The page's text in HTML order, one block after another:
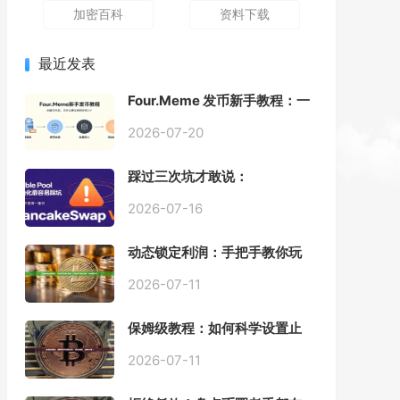
加密百科 资料下载
最近发表
Four.Meme 发币新手教程：一
动踩坑
2026-07-20
踩过三次坑才敢说：
Pool 最容易翻车的不是手续
2026-07-16
动态锁定利润：手把手教你玩
2026-07-11
保姆级教程：如何科学设置止
2026-07-11